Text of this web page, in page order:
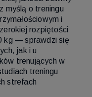
myślą o treningu
i
rozpiętości
kg — sprawdzi się
jak i u
trenujących w
treningu
strefach